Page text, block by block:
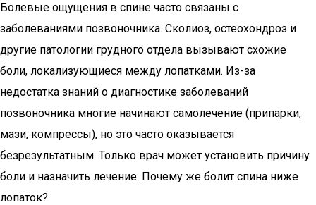
Болевые ощущения в спине часто связаны с
заболеваниями позвоночника. Сколиоз, остеохондроз и
другие патологии грудного отдела вызывают схожие
боли, локализующиеся между лопатками. Из-за
недостатка знаний о диагностике заболеваний
позвоночника многие начинают самолечение (припарки,
мази, компрессы), но это часто оказывается
безрезультатным. Только врач может установить причину
боли и назначить лечение. Почему же болит спина ниже
лопаток?